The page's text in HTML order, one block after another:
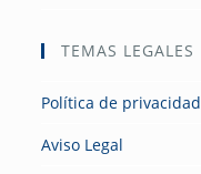
TEMAS LEGALES
Política de privacidad
Aviso Legal